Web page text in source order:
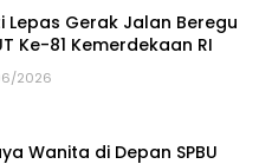
Lepas Gerak Jalan Beregu
Ke-81 Kemerdekaan RI
2026
Wanita di Depan SPBU